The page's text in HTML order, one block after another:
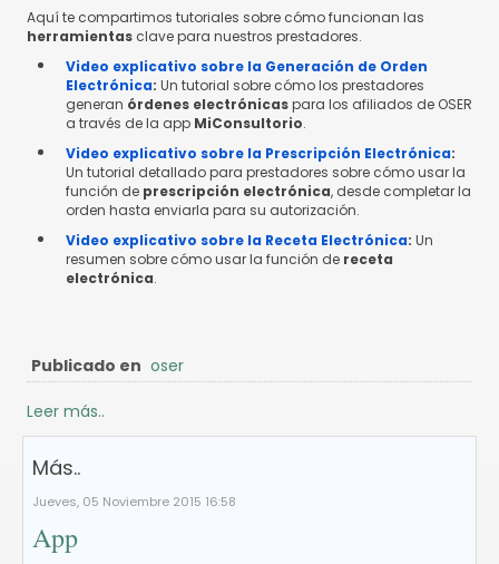
Aquí te compartimos tutoriales sobre cómo funcionan las
herramientas clave para nuestros prestadores.
Video explicativo sobre la Generación de Orden
Electrónica: Un tutorial sobre cómo los prestadores
generan órdenes electrónicaspara los afiliados de OSER
a través de la app MiConsultorio.
Video explicativo sobre la Prescripción Electrónica:
Un tutorial detallado para prestadores sobre cómo usar la
función de prescripción electrónica, desde completar la
orden hasta enviarla para su autorización.
Video explicativo sobre la Receta Electrónica: Un
resumen sobre cómo usar la función de receta
electrónica.
Publicado en oser
Leer más..
Más..
Jueves, 05 Noviembre 2015 16:58
App